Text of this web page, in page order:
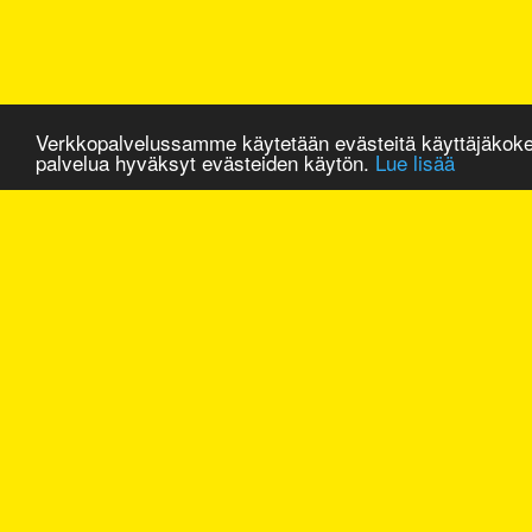
Verkkopalvelussamme käytetään evästeitä
palvelua hyväksyt evästeiden käytön. Lue lisää